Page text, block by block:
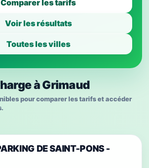
Comparer les tarifs
Voir les résultats
Toutes les villes
à Grimaud
pour comparer les tarifs et accéder
DE SAINT-PONS -